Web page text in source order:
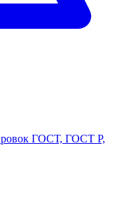
ГОСТ, ГОСТ Р,